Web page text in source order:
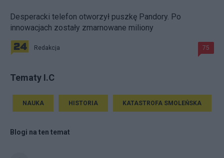
Desperacki telefon otworzył puszkę Pandory. Po
innowacjach zostały zmarnowane miliony
Redakcja 75
Tematy I.C
NAUKA HISTORIA KATASTROFA SMOLEŃSKA
Blogi na ten temat